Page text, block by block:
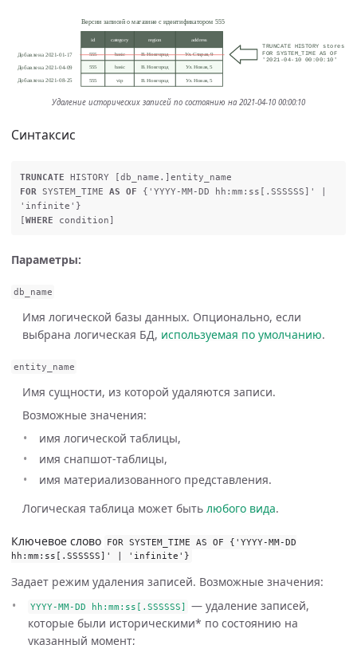
Удаление исторических записей по состоянию на 2021-04-10 00:00:10
Синтаксис
TRUNCATE HISTORY [db_name .] entity_name
FOR
SYSTEM_TIME AS OF { 'YYYY-MM-DD hh:mm:ss[.SSSSSS]'
'infinite' }
[WHERE condition ]
Параметры:
db_name
Имя логической базы данных. Опционально, если
выбрана логическая БД, используемая по умолчанию.
entity_name
Имя сущности, из которой удаляются записи.
Возможные значения:
имя логической таблицы,
имя снапшот-таблицы,
имя материализованного представления.
Логическая таблица может быть любого вида.
Ключевое слово FOR SYSTEM_TIME AS OF { 'YYYY-MM-DD
hh:mm:ss[.SSSSSS]'
'infinite' }
Задает режим удаления записей. Возможные значения:
YYYY-MM-DD hh : mm : ss [. SSSSSS]
— удаление записей,
которые были историческими* по состоянию на
указанный момент;